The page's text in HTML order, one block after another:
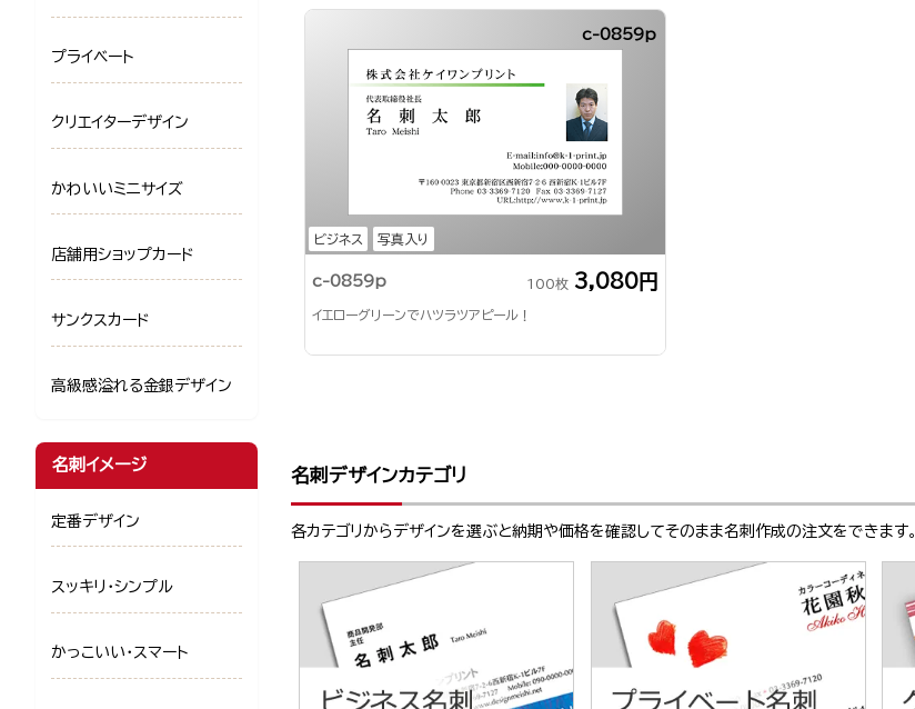
ビジネス 写真入り
c-0859p
c-0859p 100枚 3,080円
イエローグリーンでハツラツアピール！
名刺デザインカテゴリ
各カテゴリからデザインを選ぶと納期や価格を確認してそのまま名刺作成の注文をできます。
プライベート
クリエイターデザイン
かわいいミニサイズ
店舗用ショップカード
サンクスカード
高級感溢れる金銀デザイン
名刺イメージ
定番デザイン
スッキリ・シンプル
かっこいい・スマート